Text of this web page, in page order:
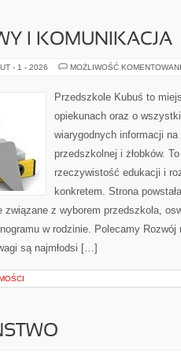
I KOMUNIKACJA
- 1 - 2026 MOŻLIWOŚĆ
Przedszkole Kubuś to
opiekunach oraz o
wiarygodnych informacji
przedszkolnej i żłobków.
rzeczywistość edukacji i
konkretem. Strona
związane z wyborem przedszkola,
w rodzinie. Polecamy
są najmłodsi […]